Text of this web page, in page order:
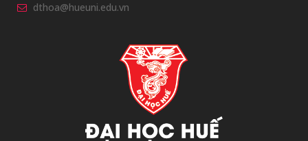
dthoa@hueuni.edu.vn